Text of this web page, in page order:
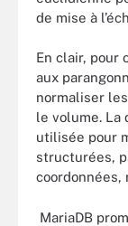
de mise à
En clair, pour
aux
normaliser
le volume. La
utilisée pour
structurées,
coordonnées,
MariaDB